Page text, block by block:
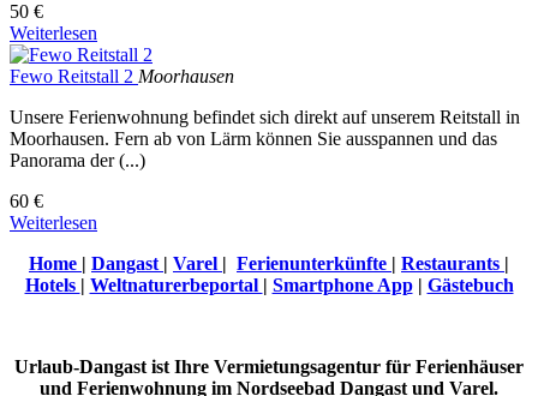
50 €
Weiterlesen
Fewo Reitstall 2 Moorhausen
Unsere Ferienwohnung befindet sich direkt auf unserem Reitstall in
Moorhausen. Fern ab von Lärm können Sie ausspannen und das
Panorama der (...)
60 €
Weiterlesen
Home | Dangast | Varel | Ferienunterkünfte | Restaurants |
Hotels | Weltnaturerbeportal | Smartphone App| Gästebuch
Urlaub-Dangast ist Ihre Vermietungsagentur für Ferienhäuser
und Ferienwohnung im Nordseebad Dangast und Varel.